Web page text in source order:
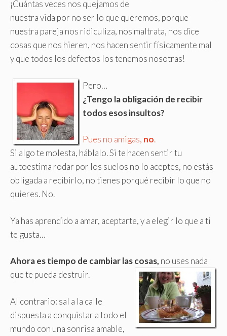
¡Cuántas veces nos quejamos de
nuestra vida por no ser lo que queremos, porque
nuestra pareja nos ridiculiza, nos maltrata, nos dice
cosas que nos hieren, nos hacen sentir físicamente mal
y que todos los defectos los tenemos nosotras!
Pero…
¿Tengo la obligación de recibir
todos esos insultos?
Pues no amigas, no.
Si algo te molesta, háblalo. Si te hacen sentir tu
autoestima rodar por los suelos no lo aceptes, no estás
obligada a recibirlo, no tienes porqué recibir lo que no
quieres. No.
Ya has aprendido a amar, aceptarte, y a elegir lo que a ti
te gusta…
Ahora es tiempo de cambiar las cosas, no uses nada
que te pueda destruir.
Al contrario: sal a la calle
dispuesta a conquistar a todo el
mundo con una sonrisa amable,